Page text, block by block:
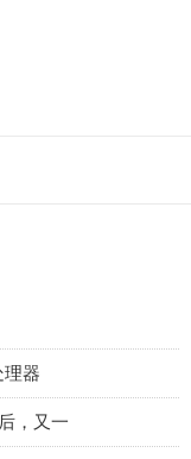
理器
，又一